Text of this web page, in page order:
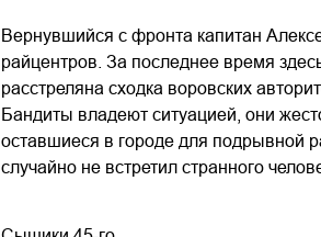
Вернувшийся с фронта капитан
райцентров. За последнее время
расстреляна сходка воровских
Бандиты владеют ситуацией, они
оставшиеся в городе для подрывной
случайно не встретил странного